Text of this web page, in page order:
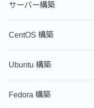
サーバー構築
CentOS 構築
Ubuntu 構築
Fedora 構築